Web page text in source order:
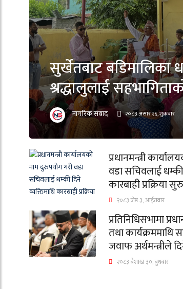
सुर्खेतबाट बडिमालिका
श्रद्धालुलाई
नागरिक संबाद २०८३ असार २६, शुक्रबार
प्रधानमन्त्री
वडा सचिवलाई
कारबाही प्रक्रिया सुरु
२०८३ जेष्ठ ३, आईतवार
प्रतिनिधिसभामा
तथा कार्यक्रममाथि
जवाफ अर्थमन्त्रीले
२०८३ बैशाख ३०, बुधबार